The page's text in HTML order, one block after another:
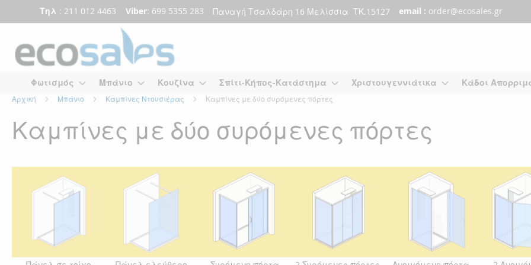
Τηλ : 211 012 4463 Viber: 699 5355 283 Παναγή Τσαλδάρη 16 Μελίσσια ΤΚ.15127 email : order@ecosales.gr
Μετάβαση
Φωτισμός
Μπάνιο Κουζίνα Σπίτι-Κήπος-Κατάστημα Χριστουγεννιάτικα Κάδοι
Αρχική Μπάνιο Καμπίνες Ντουσιέρας Καμπίνες με δύο συρόμενες πόρτες
Καμπίνες με δύο συρόμενες πόρτες